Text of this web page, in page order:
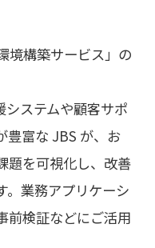
境構築サービス」の
ステムや顧客サポ
豊富な JBS が、お
題を可視化し、改善
。業務アプリケーシ
前検証などにご活用